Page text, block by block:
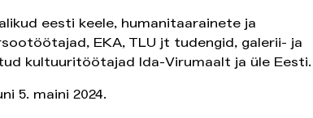
eesti keele, humanitaarainete ja
EKA, TLU jt tudengid, galerii- ja
kultuuritöötajad Ida-Virumaalt ja üle Eesti.
5. maini 2024.